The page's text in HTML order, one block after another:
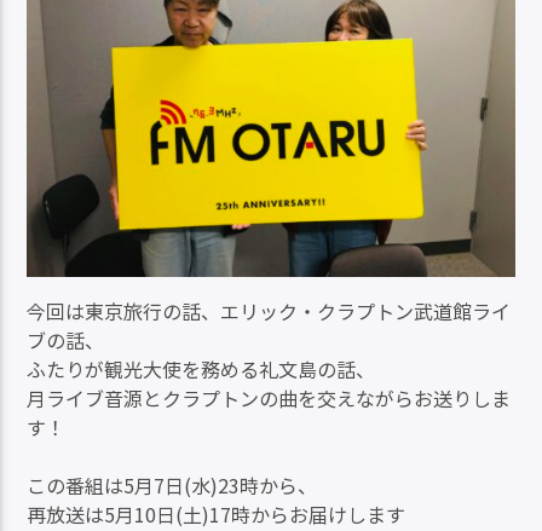
今回は東京旅行の話、エリック・クラプトン武道館ライ
ブの話、
ふたりが観光大使を務める礼文島の話、
月ライブ音源とクラプトンの曲を交えながらお送りしま
す！
この番組は5月7日(水)23時から、
再放送は5月10日(土)17時からお届けします